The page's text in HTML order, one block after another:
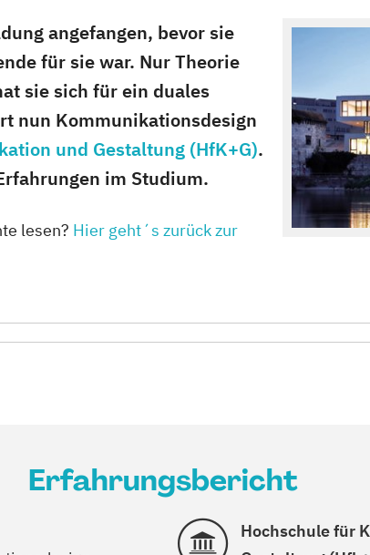
angefangen, bevor sie
für sie war. Nur Theorie
sie sich für ein duales
nun Kommunikationsdesign
und Gestaltung (HfK+G).
im Studium.
lesen? Hier geht´s zurück zur
Erfahrungsbericht
Hochschule für